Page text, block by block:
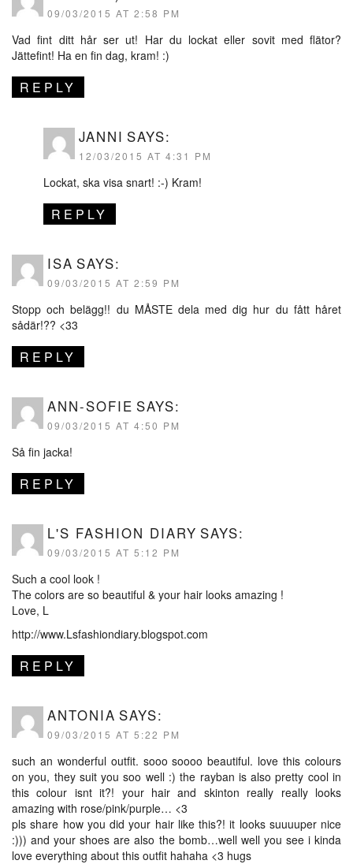
09/03/2015 AT 2:58 PM
Vad fint ditt hår ser ut! Har du lockat eller sovit med flätor?
Jättefint! Ha en fin dag, kram! :)
REPLY
JANNI SAYS:
12/03/2015 AT 4:31 PM
Lockat, ska visa snart! :-) Kram!
REPLY
ISA SAYS:
09/03/2015 AT 2:59 PM
Stopp och belägg!! du MÅSTE dela med dig hur du fått håret
sådär!?? <33
REPLY
ANN-SOFIE SAYS:
09/03/2015 AT 4:50 PM
Så fin jacka!
REPLY
L'S FASHION DIARY SAYS:
09/03/2015 AT 5:12 PM
Such a cool look !
The colors are so beautiful & your hair looks amazing !
Love, L
http://www.Lsfashiondiary.blogspot.com
REPLY
ANTONIA SAYS:
09/03/2015 AT 5:22 PM
such an wonderful outfit. sooo soooo beautiful. love this colours
on you, they suit you soo well :) the rayban is also pretty cool in
this colour isnt it?! your hair and skinton really really looks
amazing with rose/pink/purple… <3
pls share how you did your hair like this?! it looks suuuuper nice
:))) and your shoes are also the bomb…well well you see i kinda
love everything about this outfit hahaha <3 hugs